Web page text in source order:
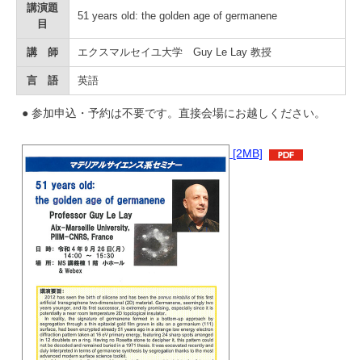
講演題
目
51 years old: the golden age of germanene
講 師 エクスマルセイユ大学 Guy Le Lay 教授
言 語 英語
● 参加申込・予約は不要です。直接会場にお越しください。
[2MB]